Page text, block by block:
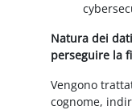
Natura dei
perseguire la
Vengono
cognome,